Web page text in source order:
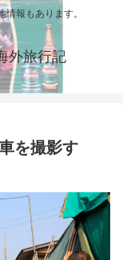
報もあります。
外旅行記
を撮影す